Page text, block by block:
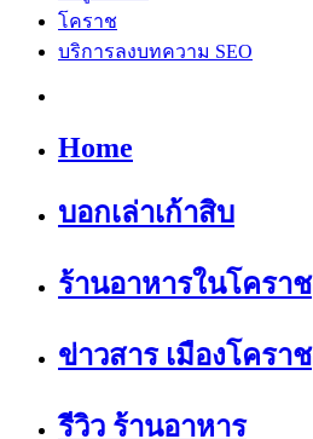
โคราช
บริการลงบทความ SEO
Home
บอกเล่าเก้าสิบ
ร้านอาหารในโคราช
ข่าวสาร เมืองโคราช
รีวิว ร้านอาหาร